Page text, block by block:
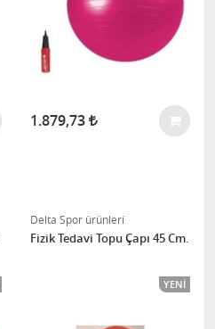
1.879,73
Delta Spor ürünleri
Fizik Tedavi Topu Çapı 45 Cm.
YENI